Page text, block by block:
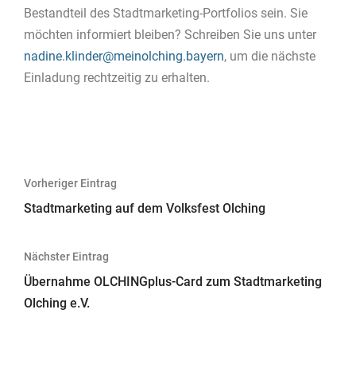
Bestandteil des Stadtmarketing-Portfolios sein. Sie
möchten informiert bleiben? Schreiben Sie uns unter
nadine.klinder@meinolching.bayern, um die nächste
Einladung rechtzeitig zu erhalten.
Beitragsnavigation
Vorheriger Eintrag
Stadtmarketing auf dem Volksfest Olching
Nächster Eintrag
Übernahme OLCHINGplus-Card zum Stadtmarketing
Olching e.V.